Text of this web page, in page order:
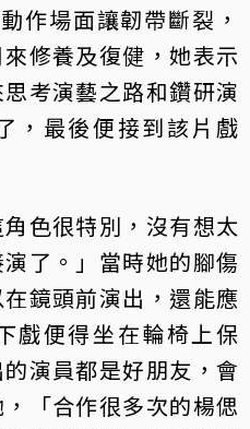
作場面讓韌帶斷裂，
修養及復健，她表示
考演藝之路和鑽研演
，最後便接到該片戲
色很特別，沒有想太
了。」當時她的腳傷
鏡頭前演出，還能應
戲便得坐在輪椅上保
演員都是好朋友，會
「合作很多次的楊偲